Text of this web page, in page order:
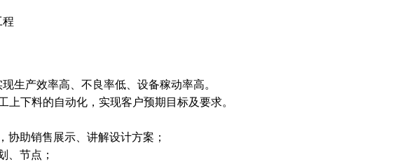
程
生产效率高、不良率低、设备稼动率高。
下料的自动化，实现客户预期目标及要求。
协助销售展示、讲解设计方案；
、节点；